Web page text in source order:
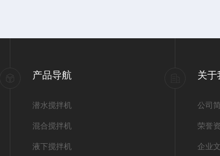
产品导航
潜水搅拌机
混合搅拌机
液下搅拌机
关于
公司
荣誉
企业